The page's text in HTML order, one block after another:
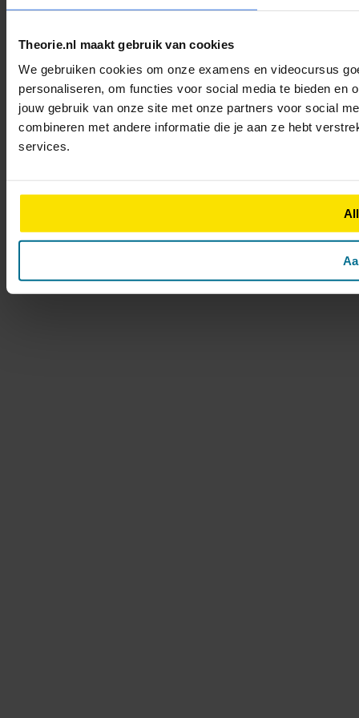
Theorie.nl maakt gebruik van cookies
We gebruiken cookies om onze examens en videocursus
personaliseren, om functies voor social media te bieden en
jouw gebruik van onze site met onze partners voor social
combineren met andere informatie die je aan ze hebt
services.